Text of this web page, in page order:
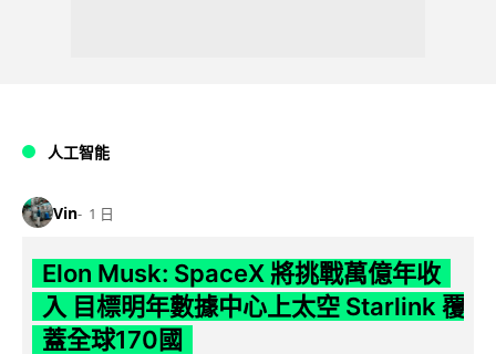
人工智能
Vin 1 日
Elon Musk: SpaceX 將挑戰萬億年收
入 目標明年數據中心上太空 Starlink 覆
蓋全球170國